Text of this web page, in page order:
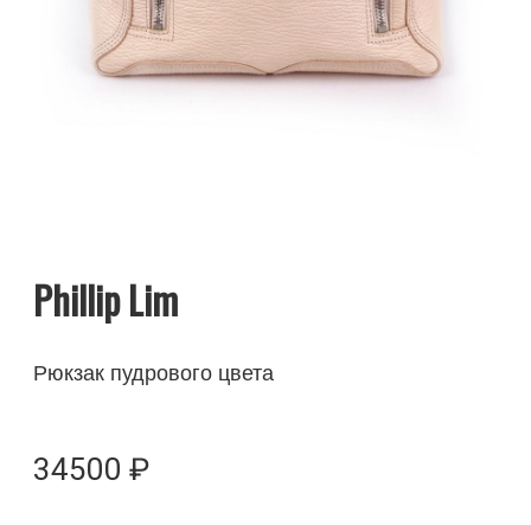
Phillip Lim
Рюкзак пудрового цвета
34500 ₽